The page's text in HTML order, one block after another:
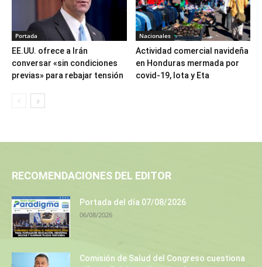
Portada
EE.UU. ofrece a Irán
conversar «sin condiciones
previas» para rebajar tensión
Nacionales
Actividad comercial navideña
en Honduras mermada por
covid-19, Iota y Eta
RECOMENDACIONES DEL EDITOR
Portada del día 07/08/2026
06/08/2026
Comisión de Salud del Congreso cuestiona